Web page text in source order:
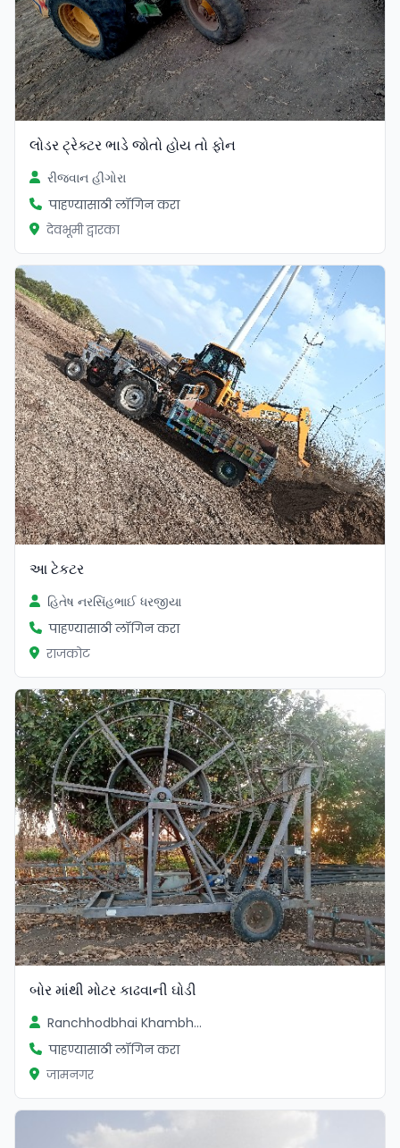
લોડર ટ્રેક્ટર ભાડે જોતો હોય તો ફોન
રીજવાન હીગોરા
पाहण्यासाठी लॉगिन करा
देवभूमी द्वारका
આ ટેકટર
હિતેષ નરસિંહભાઈ ધરજીયા
पाहण्यासाठी लॉगिन करा
राजकोट
બોર માંથી મોટર કાઢવાની ઘોડી
Ranchhodbhai Khambhala
पाहण्यासाठी लॉगिन करा
जामनगर